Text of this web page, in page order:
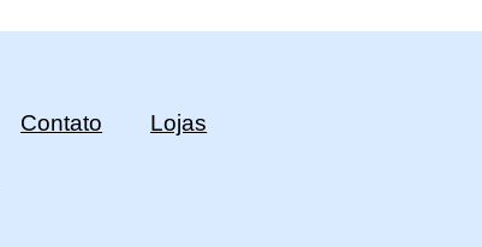
Contato Lojas